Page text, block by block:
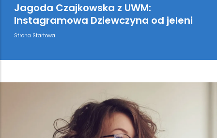
Jagoda Czajkowska z UWM:
Instagramowa Dziewczyna od jeleni
Breadcrumb
Strona Startowa